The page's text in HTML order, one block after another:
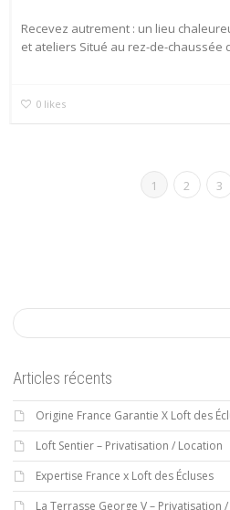
Recevez autrement : un lieu
et ateliers Situé au rez-de-chaussée
0 likes
1 2 3
Articles récents
Origine France Garantie X Loft des
Loft Sentier – Privatisation / Location
Expertise France x Loft des Écluses
La Terrasse George V – Privatisation